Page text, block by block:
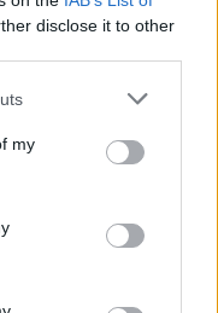
disclose it to other
one or more Google
You may click to
third-party tags to
in below Google
my
a
hogy
Tizenkét évvel ezelőtt
hogyan köszönjön be,